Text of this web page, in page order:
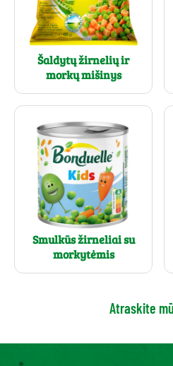
Šaldytų žirnelių ir
morkų mišinys
Smulkūs žirneliai su
morkytėmis
Atraskite